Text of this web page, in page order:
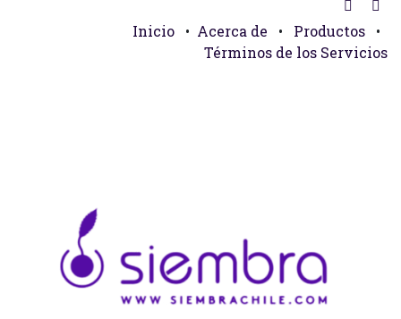
Inicio • Acerca de • Productos
•
Términos de los Servicios